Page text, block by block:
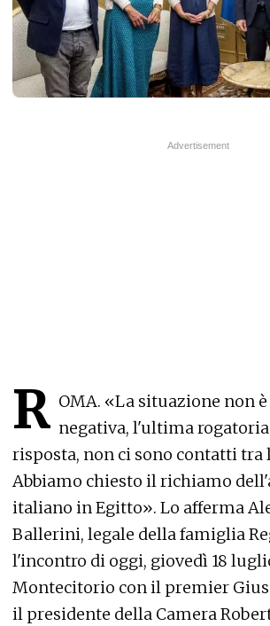
R OMA. «La situazione non
negativa, l'ultima
risposta, non ci sono contatti tra
Abbiamo chiesto il richiamo
italiano in Egitto». Lo afferma
Ballerini, legale della famiglia
l'incontro di oggi, giovedì 18
Montecitorio con il premier
il presidente della Camera